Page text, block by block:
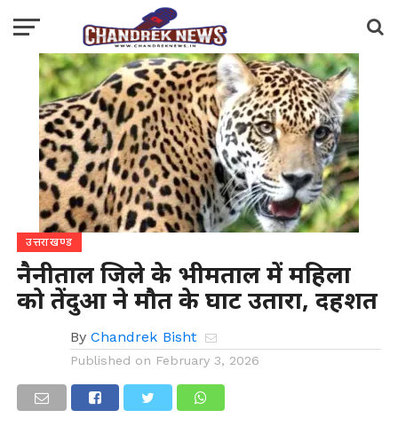
उत्तराखण्ड
नैनीताल जिले के भीमताल में महिला
को तेंदुआ ने मौत के घाट उतारा, दहशत
By Chandrek Bisht
Published on February 3, 2026